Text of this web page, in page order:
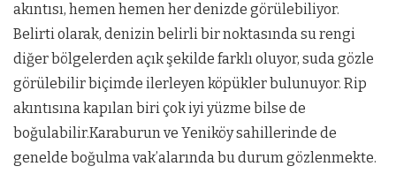
akıntısı, hemen hemen her denizde görülebiliyor.
Belirti olarak, denizin belirli bir noktasında su rengi
diğer bölgelerden açık şekilde farklı oluyor, suda gözle
görülebilir biçimde ilerleyen köpükler bulunuyor. Rip
akıntısına kapılan biri çok iyi yüzme bilse de
boğulabilir.Karaburun ve Yeniköy sahillerinde de
genelde boğulma vak’alarında bu durum gözlenmekte.